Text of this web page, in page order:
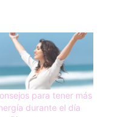
para tener más
durante el día